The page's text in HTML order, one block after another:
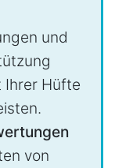
und
Ihrer Hüfte
von